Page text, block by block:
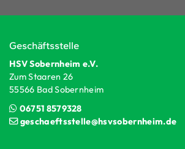
Geschäftsstelle
HSV Sobernheim e.V.
Zum Staaren 26
55566 Bad Sobernheim
06751 8579328
geschaeftsstelle@hsvsobernheim.de